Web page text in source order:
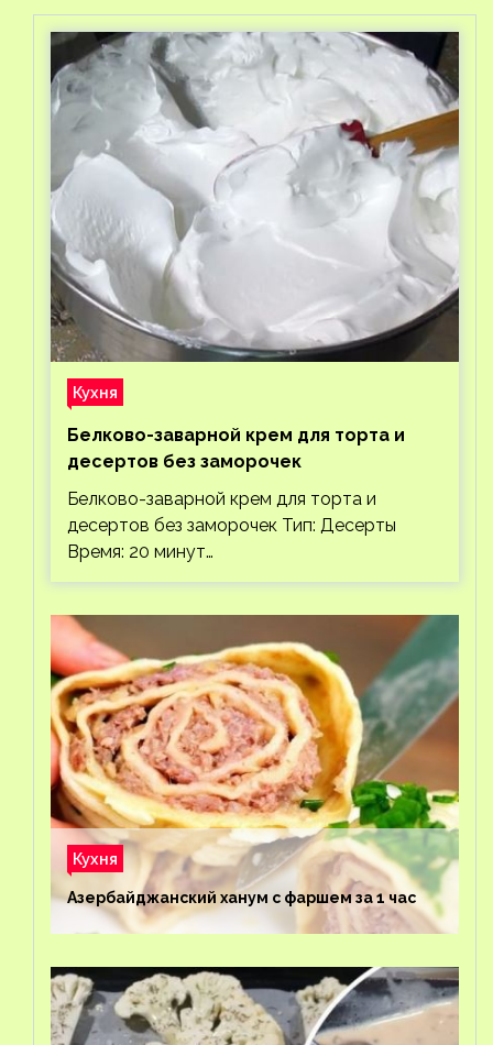
Кухня
Белково-заварной крем для торта и
десертов без заморочек
Белково-заварной крем для торта и
десертов без заморочек Тип: Десерты
Время: 20 минут…
Кухня
Азербайджанский ханум с фаршем за 1 час